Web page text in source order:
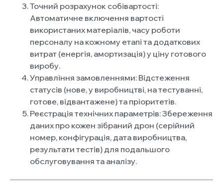
Точний розрахунок собівартості:
Автоматичне включення вартості
використаних матеріалів, часу роботи
персоналу на кожному етапі та додаткових
витрат (енергія, амортизація) у ціну готового
виробу.
Управління замовленнями: Відстеження
статусів (нове, у виробництві, на тестуванні,
готове, відвантажене) та пріоритетів.
Реєстрація технічних параметрів: Збереження
даних про кожен зібраний дрон (серійний
номер, конфігурація, дата виробництва,
результати тестів) для подальшого
обслуговування та аналізу.